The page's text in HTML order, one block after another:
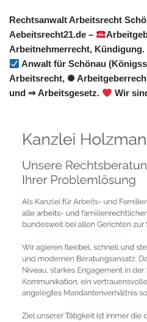
Rechtsanwalt Arbeitsrecht
Aebeitsrecht21.de –
Arbeitnehmerrecht, Kündigung.
Anwalt für Schönau
Arbeitsrecht, ✺
und ⇒ Arbeitsgesetz.
Wir